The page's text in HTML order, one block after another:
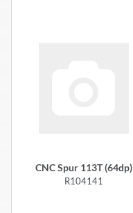
CNC Spur 113T (64dp)
R104141